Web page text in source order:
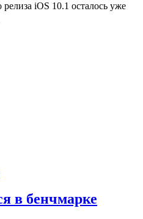
iOS 10.1 осталось уже
в бенчмарке